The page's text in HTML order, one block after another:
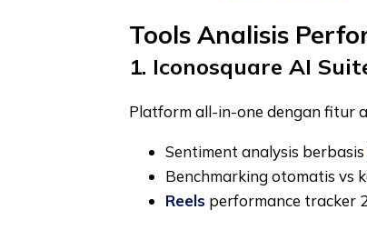
Tools Analisis
1. Iconosquare AI
Platform all-in-one dengan fitur
Sentiment analysis berbasis
Benchmarking otomatis vs
Reels performance tracker